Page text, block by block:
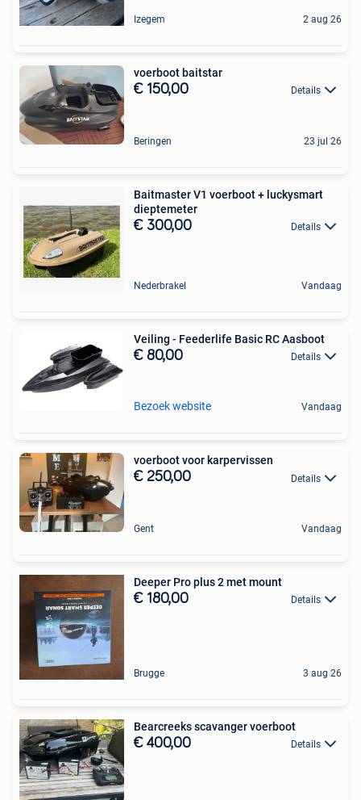
Izegem 2 aug 26
voerboot baitstar
€ 150,00 Details
Beringen 23 jul 26
Baitmaster V1 voerboot + luckysmart
dieptemeter
€ 300,00 Details
Nederbrakel Vandaag
Veiling - Feederlife Basic RC Aasboot
€ 80,00 Details
Bezoek website Vandaag
voerboot voor karpervissen
€ 250,00 Details
Gent Vandaag
Deeper Pro plus 2 met mount
€ 180,00 Details
Brugge 3 aug 26
Bearcreeks scavanger voerboot
€ 400,00 Details